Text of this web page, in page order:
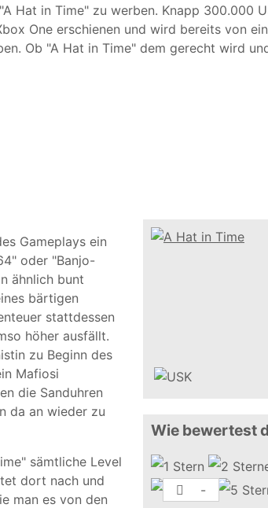
Hat in Time" zu werben. Knapp 300.000
One erschienen und wird bereits von
Ob "A Hat in Time" dem gerecht wird
Gameplays ein
oder "Banjo-
ähnlich bunt
bärtigen
stattdessen
höher ausfällt.
zu Beginn des
Mafiosi
die Sanduhren
da an wieder zu
sämtliche Level
dort nach und
man es von den
Wie bewertest
-